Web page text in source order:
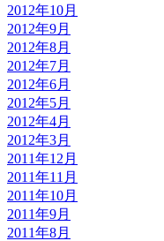
2012年10月
2012年9月
2012年8月
2012年7月
2012年6月
2012年5月
2012年4月
2012年3月
2011年12月
2011年11月
2011年10月
2011年9月
2011年8月